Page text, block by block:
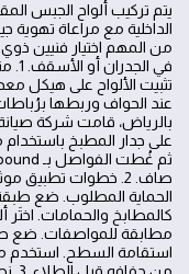
يتم تركيب ألواح الجبس
الداخلية مع مراعاة تهوية
من المهم اختيار فنيين
تثبيت الألواح على هيكل
عند الحواف وربطها
بالرياض، قامت شركة
على جدار المطبخ
صاف. 2. خطوات
الحماية المطلوب. ضع
كالمطابخ والحمامات.
مطابقة للمواصفات. ضع
استقامة السطح. استخدم